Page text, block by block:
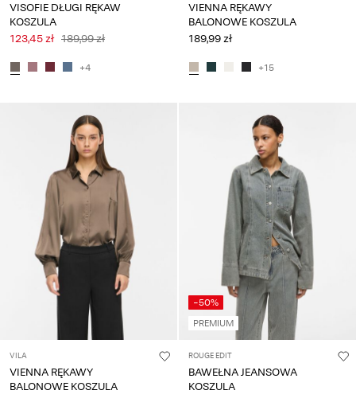
VISOFIE DŁUGI RĘKAW
KOSZULA
123,45 zł 189,99 zł
+4
VIENNA RĘKAWY
BALONOWE KOSZULA
189,99 zł
+15
VILA
VIENNA RĘKAWY
BALONOWE KOSZULA
-50%
PREMIUM
ROUGE EDIT
BAWEŁNA JEANSOWA
KOSZULA